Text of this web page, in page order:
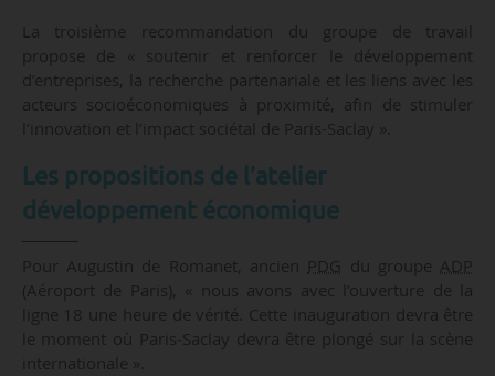
La troisième recommandation du groupe de travail
propose de « soutenir et renforcer le développement
d’entreprises, la recherche partenariale et les liens avec les
acteurs socioéconomiques à proximité, afin de stimuler
l’innovation et l’impact sociétal de Paris-Saclay ».
Les propositions de l’atelier
développement économique
Pour Augustin de Romanet, ancien PDG du groupe ADP
(Aéroport de Paris), « nous avons avec l’ouverture de la
ligne 18 une heure de vérité. Cette inauguration devra être
le moment où Paris-Saclay devra être plongé sur la scène
internationale ».